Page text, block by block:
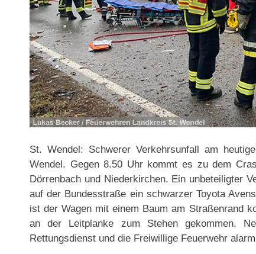
St. Wendel: Schwerer Verkehrsunfall am
Wendel. Gegen 8.50 Uhr kommt es zu dem
Dörrenbach und Niederkirchen. Ein unbeteiligter
auf der Bundesstraße ein schwarzer Toyota
ist der Wagen mit einem Baum am Straßenrand
an der Leitplanke zum Stehen gekommen.
Rettungsdienst und die Freiwillige Feuerwehr